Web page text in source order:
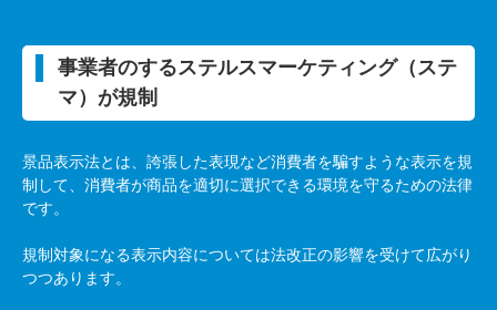
事業者のするステルスマーケティング（ステ
マ）が規制
景品表示法とは、誇張した表現など消費者を騙すような表示を規
制して、消費者が商品を適切に選択できる環境を守るための法律
です。
規制対象になる表示内容については法改正の影響を受けて広がり
つつあります。